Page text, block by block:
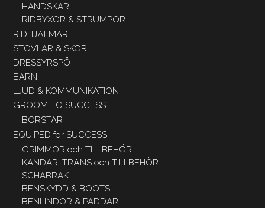
HANDSKAR
RIDBYXOR & STRUMPOR
RIDHJÄLMAR
STÖVLAR & SKOR
DRESSYRSPÖ
BARN
LJUD & KOMMUNIKATION
GROOM TO SUCCESS
BORSTAR
EQUIPED for SUCCESS
GRIMMOR och TILLBEHÖR
KANDAR, TRÄNS och TILLBEHÖR
SCHABRAK
BENSKYDD & BOOTS
BENLINDOR & PADDAR